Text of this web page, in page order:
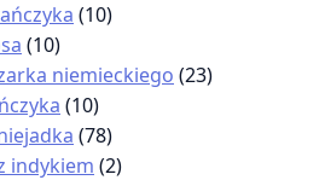
(10)
(10)
niemieckiego (23)
(10)
(78)
indykiem (2)